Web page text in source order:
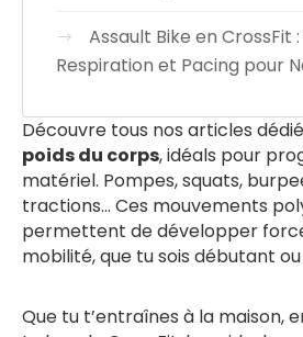
Assault Bike en CrossFit
Respiration et Pacing pour
Découvre tous nos articles
poids du corps, idéals pour
matériel. Pompes, squats,
tractions… Ces mouvements
permettent de développer
mobilité, que tu sois débutant
Que tu t’entraînes à la maison,